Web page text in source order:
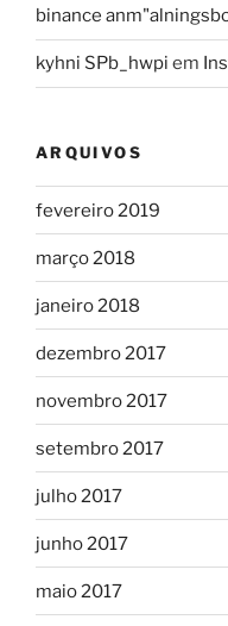
binance
kyhni SPb_hwpi em
ARQUIVOS
fevereiro 2019
março 2018
janeiro 2018
dezembro 2017
novembro 2017
setembro 2017
julho 2017
junho 2017
maio 2017